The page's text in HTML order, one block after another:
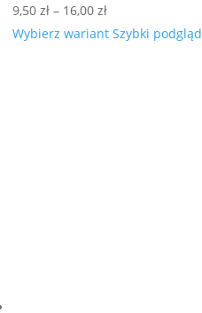
9,50 zł – 16,00 złZakres
cen:
Wybierz wariant Szybki podgląd